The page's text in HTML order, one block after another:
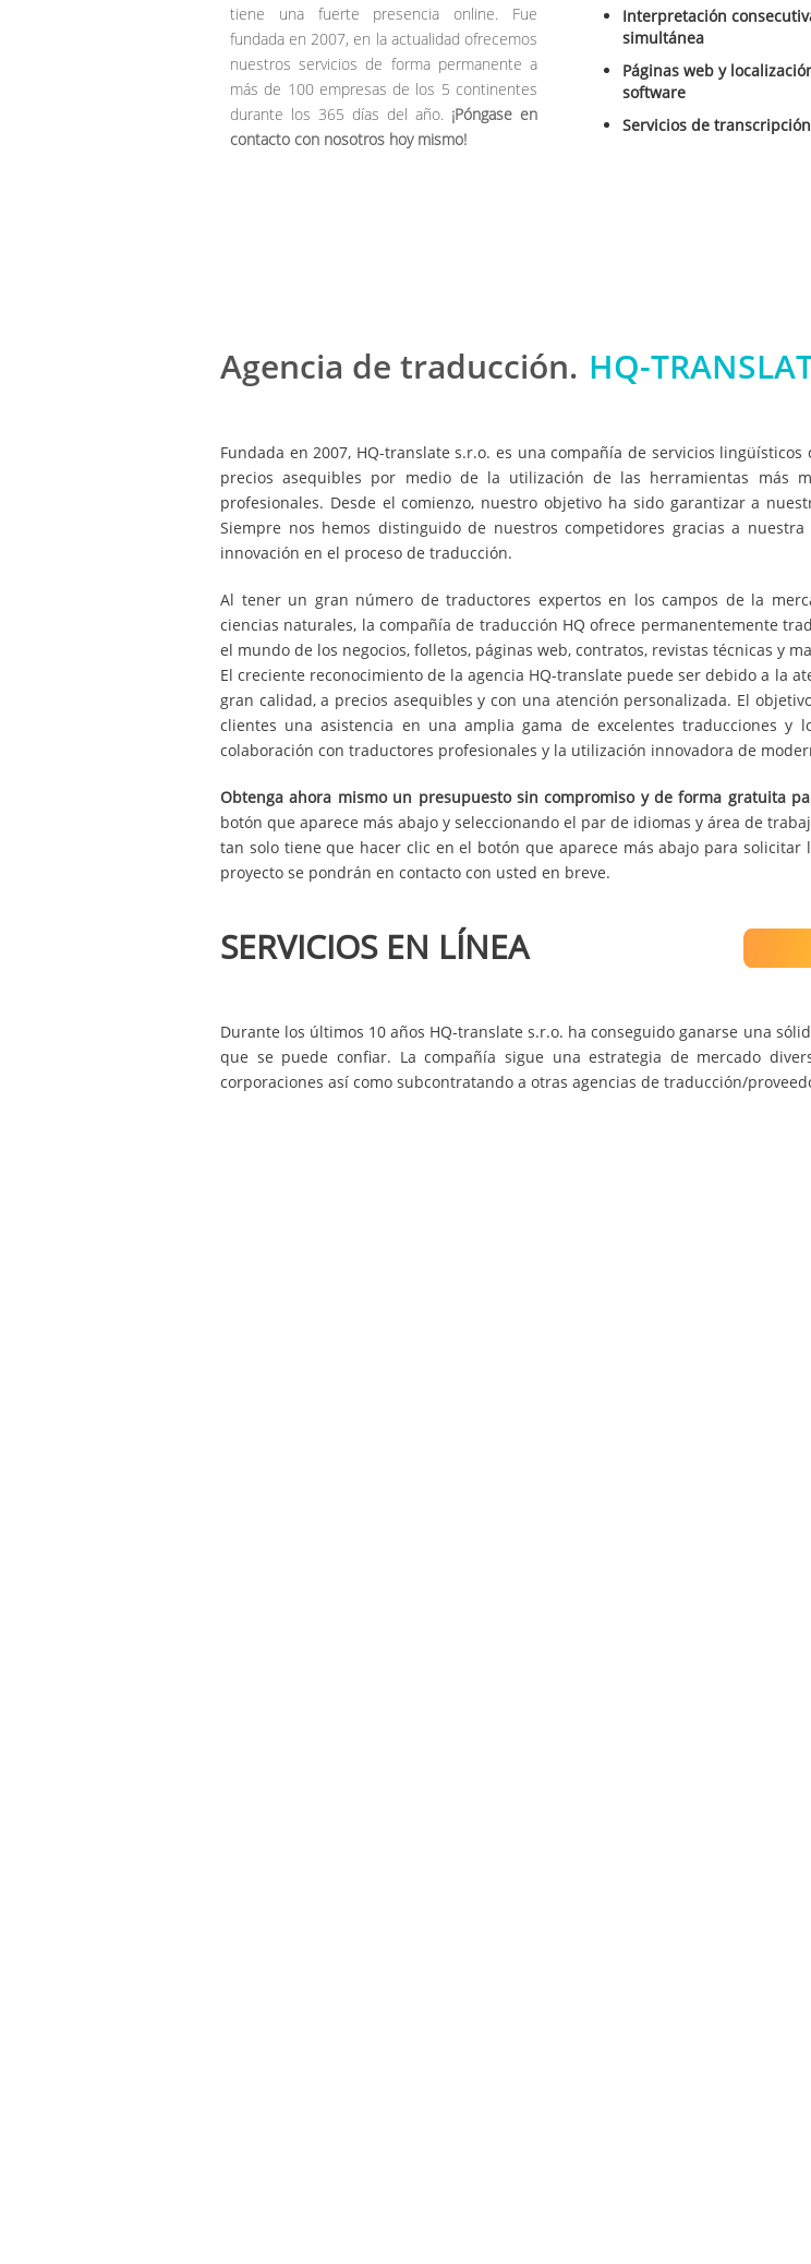
tiene una fuerte presencia online. Fue
fundada en 2007, en la actualidad ofrecemos
nuestros servicios de forma permanente a
más de 100 empresas de los 5 continentes
durante los 365 días del año. ¡Póngase en
contacto con nosotros hoy mismo!
Interpretación
simultánea
Páginas web y
software
Servicios de transcripción
Agencia de traducción. HQ-
Fundada en 2007, HQ-translate s.r.o. es una compañía de servicios
precios asequibles por medio de la utilización de las herramientas más
profesionales. Desde el comienzo, nuestro objetivo ha sido garantizar a
Siempre nos hemos distinguido de nuestros competidores gracias a
innovación en el proceso de traducción.
Al tener un gran número de traductores expertos en los campos de la
ciencias naturales, la compañía de traducción HQ ofrece permanentemente
el mundo de los negocios, folletos, páginas web, contratos, revistas técnicas y
El creciente reconocimiento de la agencia HQ-translate puede ser debido a la
gran calidad, a precios asequibles y con una atención personalizada. El
clientes una asistencia en una amplia gama de excelentes traducciones
colaboración con traductores profesionales y la utilización innovadora de
Obtenga ahora mismo un presupuesto sin compromiso y de forma gratuita
botón que aparece más abajo y seleccionando el par de idiomas y área de
tan solo tiene que hacer clic en el botón que aparece más abajo para
proyecto se pondrán en contacto con usted en breve.
SERVICIOS EN LÍNEA
Durante los últimos 10 años HQ-translate s.r.o. ha conseguido ganarse una
que se puede confiar. La compañía sigue una estrategia de mercado
corporaciones así como subcontratando a otras agencias de traducción/